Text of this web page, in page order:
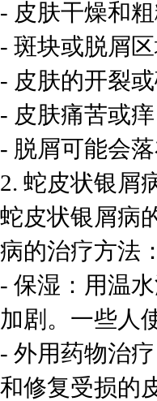
- 皮肤干燥和
- 斑块或脱屑
- 皮肤的开裂
- 皮肤痛苦或痒
- 脱屑可能会
2. 蛇皮状银屑
蛇皮状银屑病
病的治疗方法：
- 保湿：用温
加剧。一些人
- 外用药物治
和修复受损的